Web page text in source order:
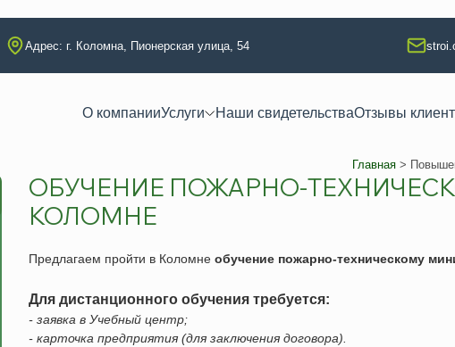
Адрес: г. Коломна, Пионерская улица, 54
О компанииУслуги
Повышение квалификации
Строительство
Проектирование
Реставрация
Экологическая безопасность
Техлабораторные услуги
Аккредитация
Сварочные работы (НАКС)
Услуги лаборатории
Наши свидетельстваОтзывы
Главная >
ОБУЧЕНИЕ ПОЖАРНО-
КОЛОМНЕ
Предлагаем пройти в Коломне обучение пожарно-техническому
Для дистанционного обучения требуется:
- заявка в Учебный центр;
- карточка предприятия (для заключения договора).